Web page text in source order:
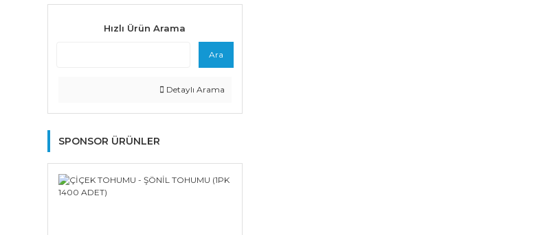
Hızlı Ürün Arama
Ara
Detaylı Arama
SPONSOR ÜRÜNLER